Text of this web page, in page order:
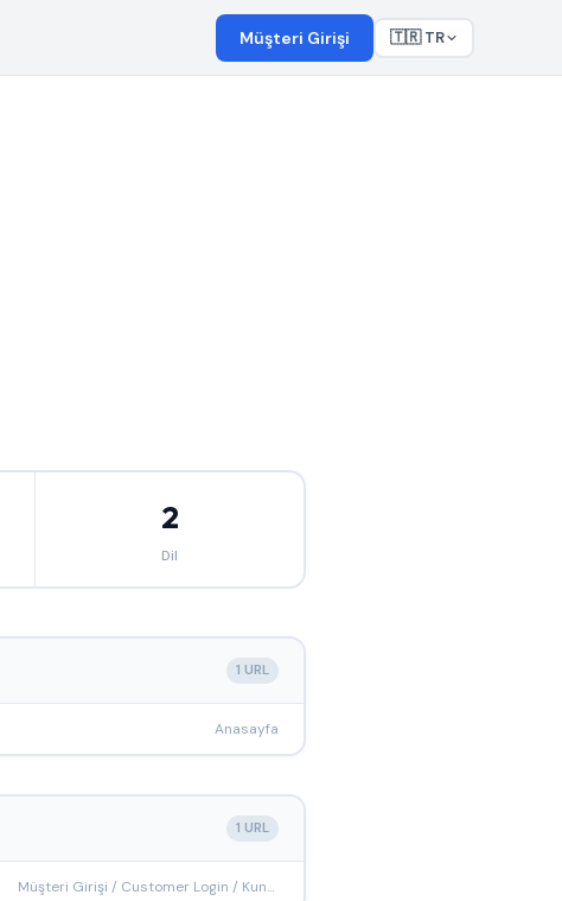
Müşteri Girişi 🇹🇷 TR
2
Dil
1 URL
Anasayfa
1 URL
Müşteri Girişi / Customer Login / Kunden-Login